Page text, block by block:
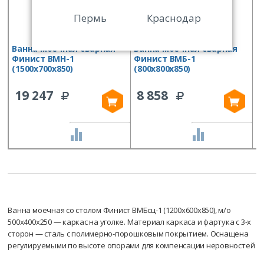
Ванна моечная сварная
Финист ВМН-1
(1500х700х850)
19 247
Ванна моечная сварная
Финист ВМБ-1
(800х800х850)
8 858
Ванна моечная со столом Финист ВМБсц-1 (1200х600х850), м/о
500х400х250 — каркас на уголке. Материал каркаса и фартука с 3-х
сторон — сталь с полимерно-порошковым покрытием. Оснащена
регулируемыми по высоте опорами для компенсации неровностей
Пермь
Краснодар